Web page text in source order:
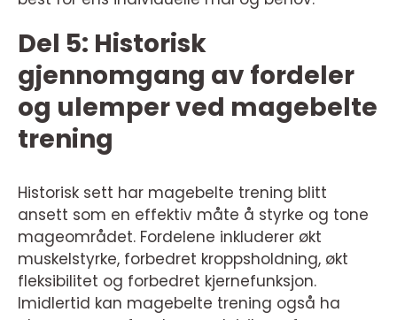
Del 5: Historisk
gjennomgang av fordeler
og ulemper ved magebelte
trening
Historisk sett har magebelte trening blitt
ansett som en effektiv måte å styrke og tone
mageområdet. Fordelene inkluderer økt
muskelstyrke, forbedret kroppsholdning, økt
fleksibilitet og forbedret kjernefunksjon.
Imidlertid kan magebelte trening også ha